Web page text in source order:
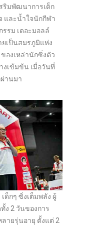
ริมพัฒนาการเด็ก
และน้ำใจนักกีฬา
รม เดอะมอลล์
เป็นสมรภูมิแห่ง
องเหล่านักซิ่งตัว
งเข้มข้น เมื่อวันที่
านมา
ๆ ซิ่งเต็มพลัง ผู้
ง 2 วันของการ
ายรุ่นอายุ ตั้งแต่ 2